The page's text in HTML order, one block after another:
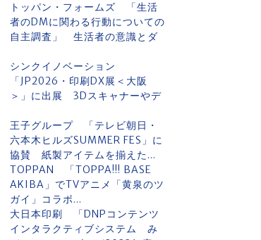
トッパン・フォームズ 「生活
者のDMに関わる行動についての
自主調査」 生活者の意識とダ
シンクイノベーション
「JP2026・印刷DX展＜大阪
＞」に出展 3Dスキャナーやデ
王子グループ 「テレビ朝日・
六本木ヒルズSUMMER FES」に
協賛 紙製アイテムを揃えた...
TOPPAN 「TOPPA!!! BASE
AKIBA」でTVアニメ「黄泉のツ
ガイ」コラボ...
大日本印刷 「DNPコンテンツ
インタラクティブシステム み